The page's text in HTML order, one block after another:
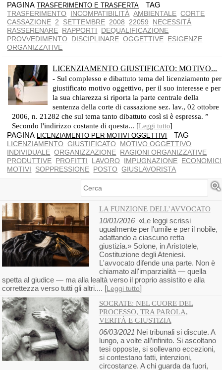
PAGINATRASFERIMENTO E TRASFERTA TAG
TRASFERIMENTO INCOMPATIBILITÀ AMBIENTALE CORTE
CASSAZIONE 2 SETTEMBRE 2008 22059
NECESSITÀ
RASSERENARE RAPPORTI
DEQUALIFICAZIONE
PROVVEDIMENTO
DISCIPLINARE OGGETTIVE ESIGENZE
ORGANIZZATIVE
LICENZIAMENTO GIUSTIFICATO: MOTIVO...
- Sul complesso e dibattuto tema del licenziamento per
giustificato motivo oggettivo, per il suo interesse e per
la sua chiarezza si riporta la parte centrale della
sentenza della corte di cassazione sez. lav., 02 ottobre
2006, n. 21282 che sul tema tanto dibattuto così si è espressa. ”
Secondo l'indirizzo costante di questa... [Leggi tutto]
PAGINA LICENZIAMENTO PER MOTIVI OGGETTIVI TAG
LICENZIAMENTO GIUSTIFICATO
MOTIVO OGGETTIVO
INDIVIDUALE ORGANIZZAZIONE RAGIONI ORGANIZZATIVE
PRODUTTIVE PROFITTI LAVORO IMPUGNAZIONE ECONOMICI
MOTIVI
SOPPRESSIONE POSTO GIUSLAVORISTA
Cerca
LA FUNZIONE DELL’AVVOCATO
10/01/2016«Le leggi scrissi
ugualmente per l'umile e per il nobile,
adattando a ciascuno retta
giustizia.» Solone, in Aristotele,
Costituzione degli Ateniesi.
L'avvocato difende una parte. Non è
chiamato all'imparzialità — quella
spetta al giudice — ma alla lealtà verso il proprio assistito e alla
correttezza verso tutti gli altri.... [Leggi tutto]
SOCRATE: NEL CUORE DEL
PROCESSO, TRA PAROLA,
VERITÀ E GIUSTIZIA
06/03/2021 Nei tribunali si discute. A
lungo, a volte all’infinito. Si ascoltano
tesi opposte, si sollevano eccezioni,
si contestano fatti, intenzioni,
circostanze. A chi guarda da fuori,